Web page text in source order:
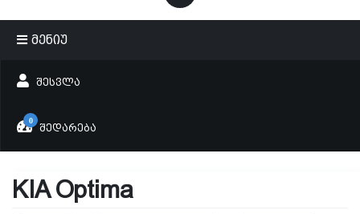
მენიუ
ᲨᲔᲡᲕᲚᲐ
0
ᲨᲔᲓᲐᲠᲔᲑᲐ
KIA Optima